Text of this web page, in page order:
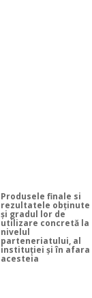
Produsele finale si
rezultatele obţinute
şi gradul lor de
utilizare concretă la
nivelul
parteneriatului, al
instituţiei şi în afara
acesteia